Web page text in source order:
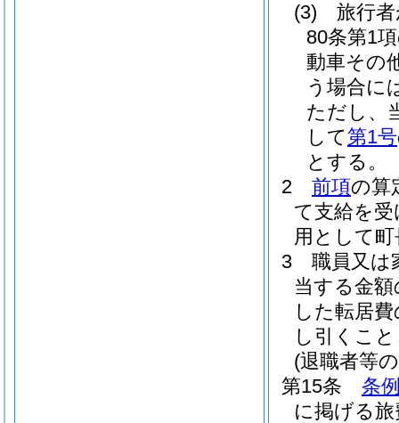
(3)
旅行
80条第1
動車その
う場合に
ただし、
して第1号
とする。
2
前項の算
て支給を
用として
3
職員又は
当する金
した転居
し引くこ
(退職者等
第15条
条
に掲げる